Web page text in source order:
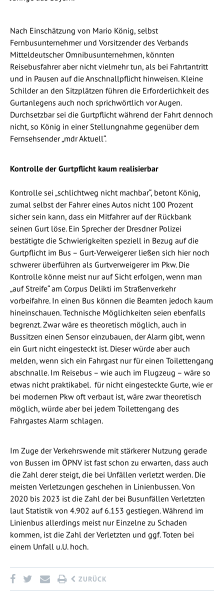
Nach Einschätzung von Mario König, selbst
Fernbusunternehmer und Vorsitzender des Verbands
Mitteldeutscher Omnibusunternehmen, könnten
Reisebusfahrer aber nicht vielmehr tun, als bei Fahrtantritt
und in Pausen auf die Anschnallpflicht hinweisen. Kleine
Schilder an den Sitzplätzen führen die Erforderlichkeit des
Gurtanlegens auch noch sprichwörtlich vor Augen.
Durchsetzbar sei die Gurtpflicht während der Fahrt dennoch
nicht, so König in einer Stellungnahme gegenüber dem
Fernsehsender „mdr Aktuell“.
Kontrolle der Gurtpflicht kaum realisierbar
Kontrolle sei „schlichtweg nicht machbar“, betont König,
zumal selbst der Fahrer eines Autos nicht 100 Prozent
sicher sein kann, dass ein Mitfahrer auf der Rückbank
seinen Gurt löse. Ein Sprecher der Dresdner Polizei
bestätigte die Schwierigkeiten speziell in Bezug auf die
Gurtpflicht im Bus – Gurt-Verweigerer ließen sich hier noch
schwerer überführen als Gurtverweigerer im Pkw. Die
Kontrolle könne meist nur auf Sicht erfolgen, wenn man
„auf Streife“ am Corpus Delikti im Straßenverkehr
vorbeifahre. In einen Bus können die Beamten jedoch kaum
hineinschauen. Technische Möglichkeiten seien ebenfalls
begrenzt. Zwar wäre es theoretisch möglich, auch in
Bussitzen einen Sensor einzubauen, der Alarm gibt, wenn
ein Gurt nicht eingesteckt ist. Dieser würde aber auch
melden, wenn sich ein Fahrgast nur für einen Toilettengang
abschnalle. Im Reisebus – wie auch im Flugzeug – wäre so
etwas nicht praktikabel. für nicht eingesteckte Gurte, wie er
bei modernen Pkw oft verbaut ist, wäre zwar theoretisch
möglich, würde aber bei jedem Toilettengang des
Fahrgastes Alarm schlagen.
Im Zuge der Verkehrswende mit stärkerer Nutzung gerade
von Bussen im ÖPNV ist fast schon zu erwarten, dass auch
die Zahl derer steigt, die bei Unfällen verletzt werden. Die
meisten Verletzungen geschehen in Linienbussen. Von
2020 bis 2023 ist die Zahl der bei Busunfällen Verletzten
laut Statistik von 4.902 auf 6.153 gestiegen. Während im
Linienbus allerdings meist nur Einzelne zu Schaden
kommen, ist die Zahl der Verletzten und ggf. Toten bei
einem Unfall u.U. hoch.
ZURÜCK